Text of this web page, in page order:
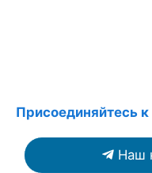
Присоединяйтесь
Наш